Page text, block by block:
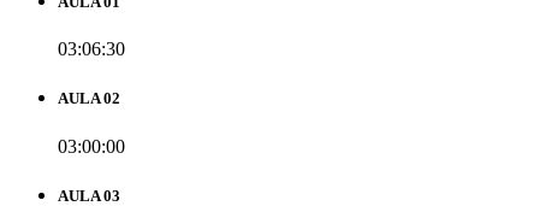
03:06:30
AULA 02
03:00:00
AULA 03